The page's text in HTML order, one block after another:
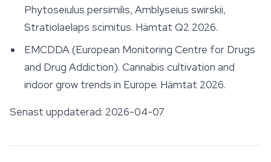
Phytoseiulus persimilis, Amblyseius swirskii,
Stratiolaelaps scimitus. Hämtat Q2 2026.
EMCDDA (European Monitoring Centre for Drugs
and Drug Addiction). Cannabis cultivation and
indoor grow trends in Europe. Hämtat 2026.
Senast uppdaterad: 2026-04-07